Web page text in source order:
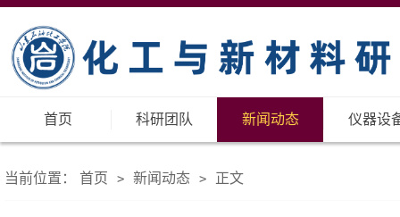
首页 科研团队 新闻动态 仪器设
当前位置： 首页 > 新闻动态 > 正文